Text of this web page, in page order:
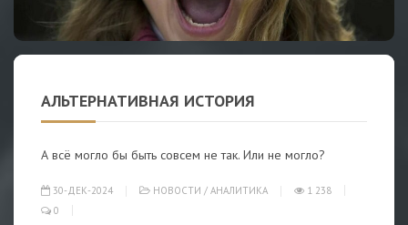
АЛЬТЕРНАТИВНАЯ ИСТОРИЯ
А всё могло бы быть совсем не так. Или не могло?
30-ДЕК-2024 НОВОСТИ / АНАЛИТИКА
1 238
0